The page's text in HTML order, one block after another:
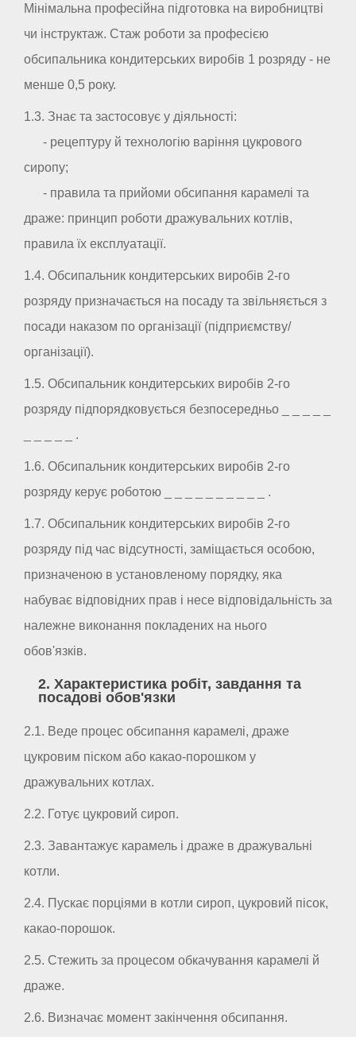
Мінімальна професійна підготовка на виробництві
чи інструктаж. Стаж роботи за професією
обсипальника кондитерських виробів 1 розряду - не
менше 0,5 року.
1.3. Знає та застосовує у діяльності:
- рецептуру й технологію варіння цукрового
сиропу;
- правила та прийоми обсипання карамелі та
драже: принцип роботи дражувальних котлів,
правила їх експлуатації.
1.4. Обсипальник кондитерських виробів 2-го
розряду призначається на посаду та звільняється з
посади наказом по організації (підприємству/
організації).
1.5. Обсипальник кондитерських виробів 2-го
розряду підпорядковується безпосередньо _ _ _ _ _
_ _ _ _ _ .
1.6. Обсипальник кондитерських виробів 2-го
розряду керує роботою _ _ _ _ _ _ _ _ _ _ .
1.7. Обсипальник кондитерських виробів 2-го
розряду під час відсутності, заміщається особою,
призначеною в установленому порядку, яка
набуває відповідних прав і несе відповідальність за
належне виконання покладених на нього
обов'язків.
2. Характеристика робіт, завдання та
посадові обов'язки
2.1. Веде процес обсипання карамелі, драже
цукровим піском або какао-порошком у
дражувальних котлах.
2.2. Готує цукровий сироп.
2.3. Завантажує карамель і драже в дражувальні
котли.
2.4. Пускає порціями в котли сироп, цукровий пісок,
какао-порошок.
2.5. Стежить за процесом обкачування карамелі й
драже.
2.6. Визначає момент закінчення обсипання.